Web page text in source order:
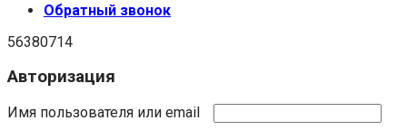
Обратный звонок
56380714
Авторизация
Имя пользователя или email